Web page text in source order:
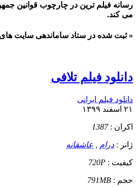
رسانه فیلم ترین در چارچوب قوانین
می کند.
« ثبت شده در ستاد ساماندهی سایت های
دانلود فیلم تلافی
دانلود فیلم ایرانی
۲۱ اسفند ۱۳۹۹
اکران :1387
ژانر : درام عاشقانه
کيفيت : 720P
حجم : 791MB